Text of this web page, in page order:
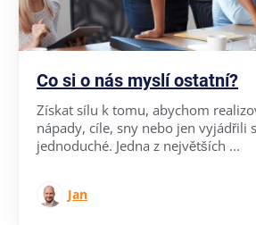
Co si o nás myslí ostatní?
Získat sílu k tomu, abychom
nápady, cíle, sny nebo jen vyjádřili
jednoduché. Jedna z největších ...
Jan